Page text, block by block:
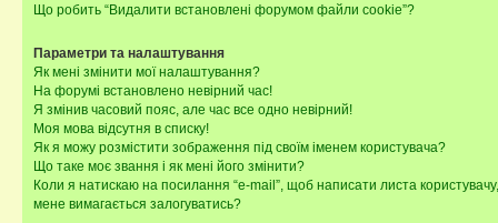
Що робить “Видалити встановлені форумом файли cookie”?
Параметри та налаштування
Як мені змінити мої налаштування?
На форумі встановлено невірний час!
Я змінив часовий пояс, але час все одно невірний!
Моя мова відсутня в списку!
Як я можу розмістити зображення під своїм іменем користувача?
Що таке моє звання і як мені його змінити?
Коли я натискаю на посилання “e-mail”, щоб написати листа користувачу,
мене вимагається залогуватись?